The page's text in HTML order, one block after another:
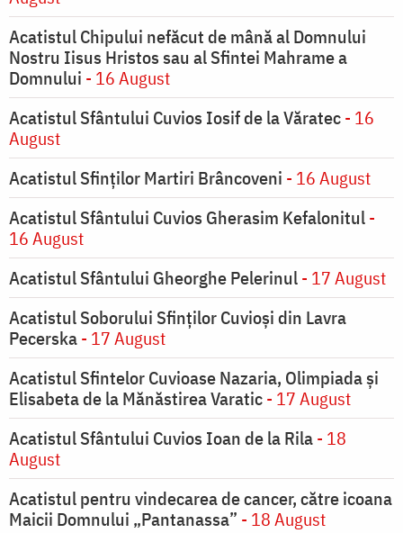
Acatistul Chipului nefăcut de mână al Domnului
Nostru Iisus Hristos sau al Sfintei Mahrame a
Domnului - 16 August
Acatistul Sfântului Cuvios Iosif de la Văratec- 16
August
Acatistul Sfinților Martiri Brâncoveni - 16 August
Acatistul Sfântului Cuvios Gherasim Kefalonitul-
16 August
Acatistul Sfântului Gheorghe Pelerinul- 17 August
Acatistul Soborului Sfinților Cuvioși din Lavra
Pecerska- 17 August
Acatistul Sfintelor Cuvioase Nazaria, Olimpiada și
Elisabeta de la Mănăstirea Varatic- 17 August
Acatistul Sfântului Cuvios Ioan de la Rila- 18
August
Acatistul pentru vindecarea de cancer, către icoana
Maicii Domnului „Pantanassa” - 18 August